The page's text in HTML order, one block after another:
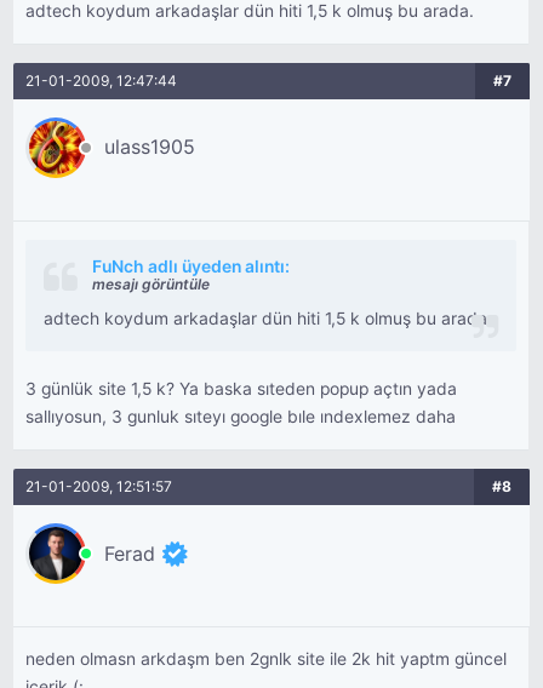
adtech koydum arkadaşlar dün hiti 1,5 k olmuş bu arada.
21-01-2009, 12:47:44 #7
ulass1905
FuNch adlı üyeden alıntı:
mesajı görüntüle
adtech koydum arkadaşlar dün hiti 1,5 k olmuş bu arada.
3 günlük site 1,5 k? Ya baska sıteden popup açtın yada
sallıyosun, 3 gunluk sıteyı google bıle ındexlemez daha
21-01-2009, 12:51:57 #8
Ferad
neden olmasn arkdaşm ben 2gnlk site ile 2k hit yaptm güncel